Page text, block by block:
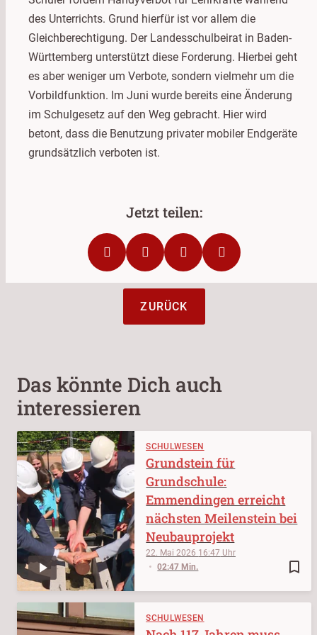
des Unterrichts. Grund hierfür ist vor allem die
Gleichberechtigung. Der Landesschulbeirat in Baden-
Württemberg unterstützt diese Forderung. Hierbei geht
es aber weniger um Verbote, sondern vielmehr um die
Vorbildfunktion. Im Juni wurde bereits eine Änderung
im Schulgesetz auf den Weg gebracht. Hier wird
betont, dass die Benutzung privater mobiler Endgeräte
grundsätzlich verboten ist.
ZURÜCK
Das könnte Dich auch
interessieren
SCHULWESEN
bookmark_border
22. Mai 2026 16:47
02:47 Min.
Grundstein für
Grundschule:
Emmendingen erreicht
nächsten Meilenstein bei
Neubauprojekt
SCHULWESEN